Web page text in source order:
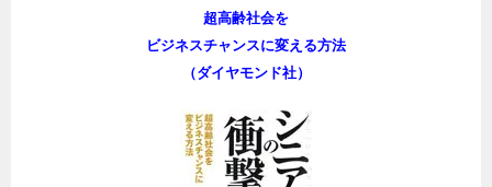
超高齢社会を
ビジネスチャンスに変える方法
（ダイヤモンド社）